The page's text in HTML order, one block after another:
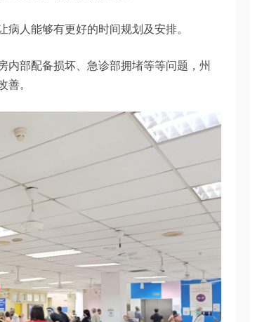
人能够有更好的时间规划及安排。
内部配备损坏、急诊部拥堵等等问题，州
。